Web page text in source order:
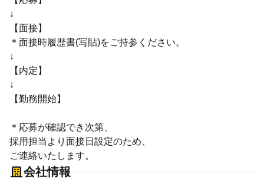
↓
【面接】
＊面接時履歴書(写貼)をご持参ください。
↓
【内定】
↓
【勤務開始】
＊応募が確認でき次第、
採用担当より面接日設定のため、
ご連絡いたします。
会社情報